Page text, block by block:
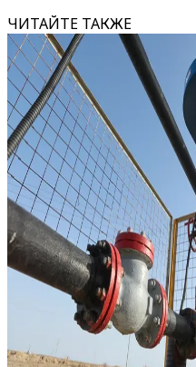
ЧИТАЙТЕ ТАКЖЕ